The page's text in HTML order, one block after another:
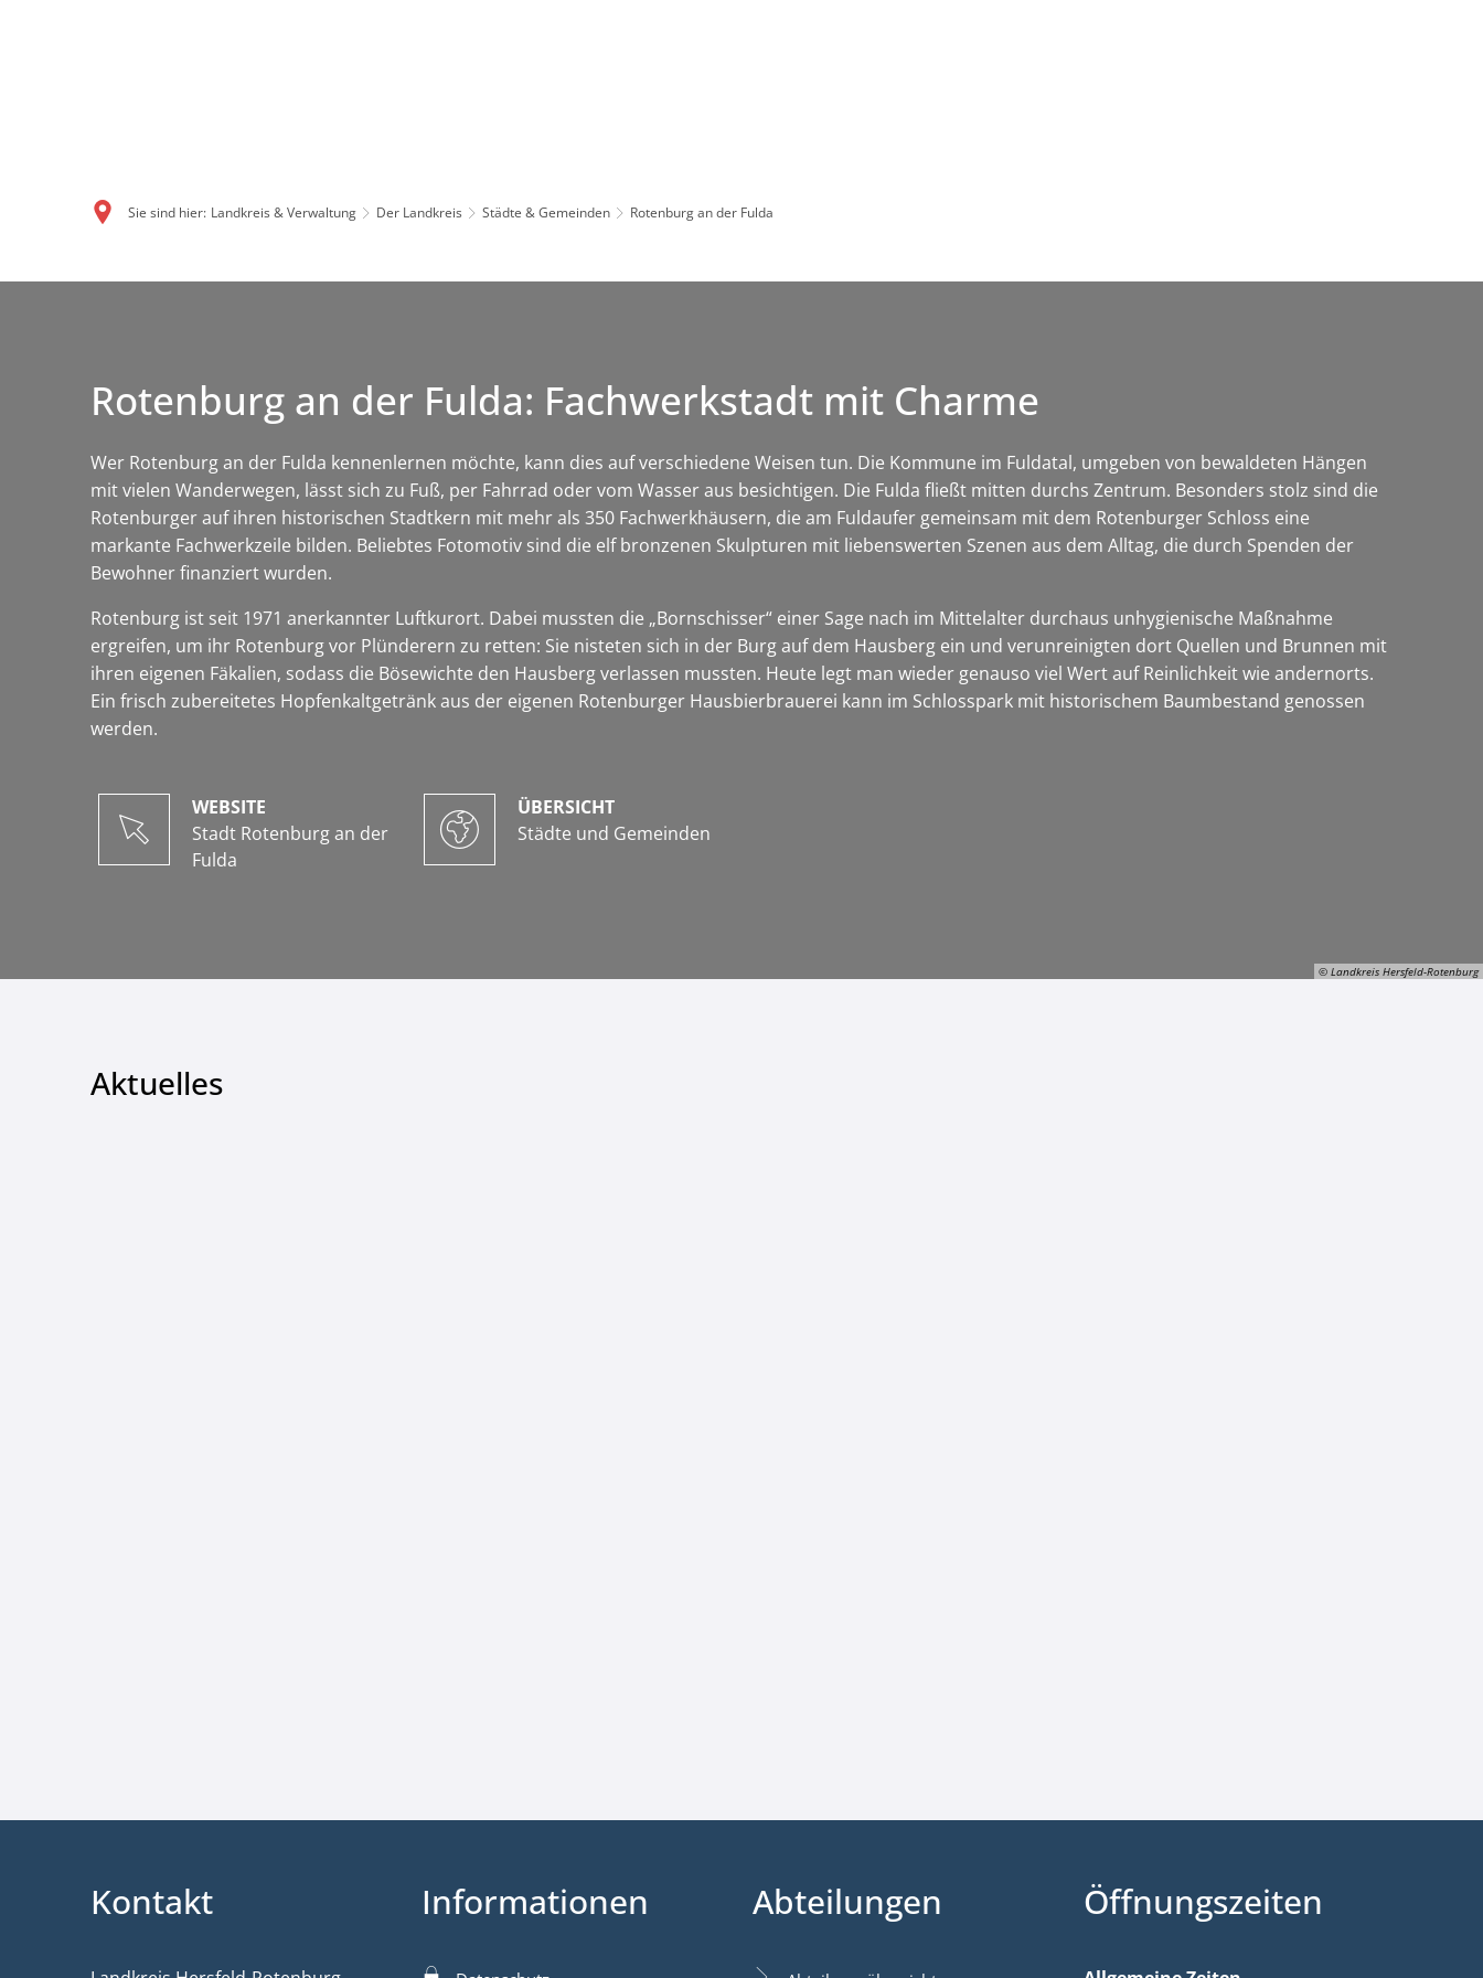
Sie sind hier: Landkreis & Verwaltung Der Landkreis Städte & Gemeinden Rotenburg an der Fulda
© Landkreis Hersfeld-Rotenburg
Rotenburg an der Fulda: Fachwerkstadt mit Charme
Wer Rotenburg an der Fulda kennenlernen möchte, kann dies auf verschiedene Weisen tun. Die Kommune im Fuldatal, umgeben von bewaldeten Hängen
mit vielen Wanderwegen, lässt sich zu Fuß, per Fahrrad oder vom Wasser aus besichtigen. Die Fulda fließt mitten durchs Zentrum. Besonders stolz sind die
Rotenburger auf ihren historischen Stadtkern mit mehr als 350 Fachwerkhäusern, die am Fuldaufer gemeinsam mit dem Rotenburger Schloss eine
markante Fachwerkzeile bilden. Beliebtes Fotomotiv sind die elf bronzenen Skulpturen mit liebenswerten Szenen aus dem Alltag, die durch Spenden der
Bewohner finanziert wurden.
Rotenburg ist seit 1971 anerkannter Luftkurort. Dabei mussten die „Bornschisser“ einer Sage nach im Mittelalter durchaus unhygienische Maßnahme
ergreifen, um ihr Rotenburg vor Plünderern zu retten: Sie nisteten sich in der Burg auf dem Hausberg ein und verunreinigten dort Quellen und Brunnen mit
ihren eigenen Fäkalien, sodass die Bösewichte den Hausberg verlassen mussten. Heute legt man wieder genauso viel Wert auf Reinlichkeit wie andernorts.
Ein frisch zubereitetes Hopfenkaltgetränk aus der eigenen Rotenburger Hausbierbrauerei kann im Schlosspark mit historischem Baumbestand genossen
werden.
WEBSITE
Stadt Rotenburg an der
Fulda
ÜBERSICHT
Städte und Gemeinden
Aktuelles
Kontakt Informationen Abteilungen Öffnungszeiten